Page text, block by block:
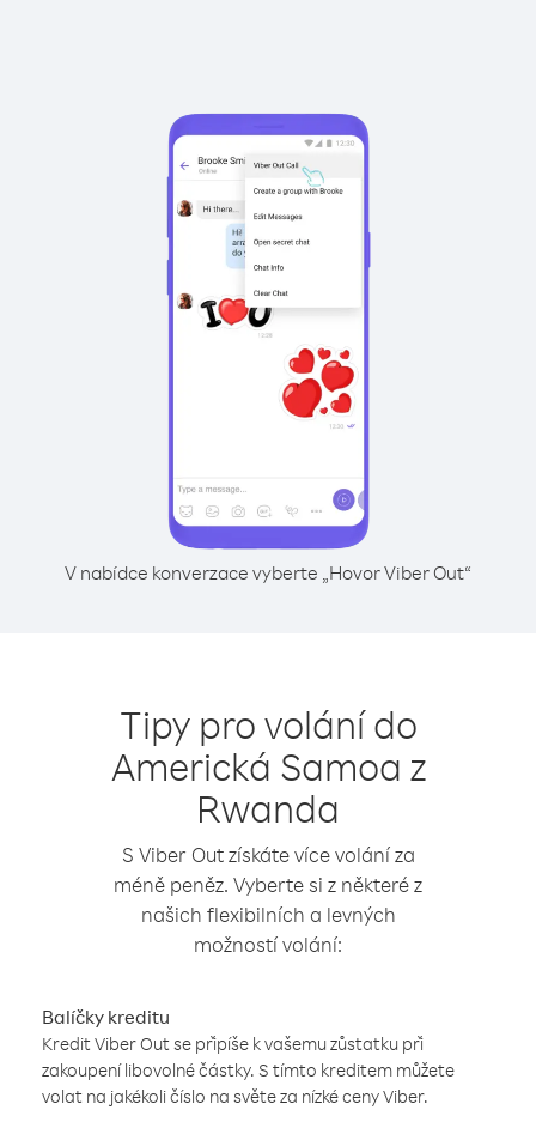
V nabídce konverzace vyberte „Hovor Viber Out“
Tipy pro volání do
Americká Samoa z
Rwanda
S Viber Out získáte více volání za
méně peněz. Vyberte si z některé z
našich flexibilních a levných
možností volání:
Balíčky kreditu
Kredit Viber Out se připíše k vašemu zůstatku při
zakoupení libovolné částky. S tímto kreditem můžete
volat na jakékoli číslo na světe za nízké ceny Viber.